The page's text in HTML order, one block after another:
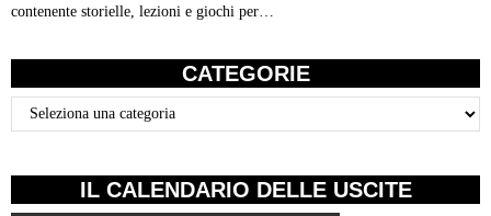
contenente storielle, lezioni e giochi per…
CATEGORIE
Categorie
IL CALENDARIO DELLE USCITE